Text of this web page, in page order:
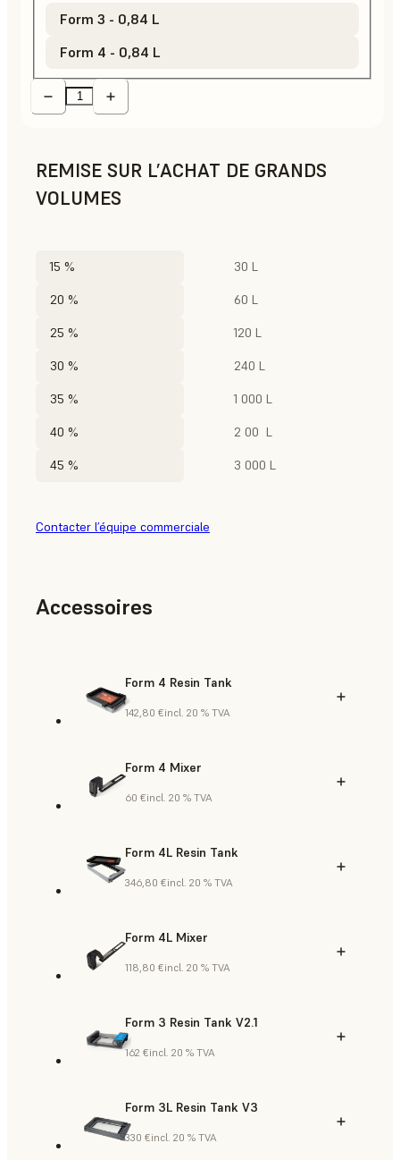
Form 3 - 0,84 L
Form 4 - 0,84 L
REMISE SUR L’ACHAT DE GRANDS
VOLUMES
15 % 30 L
20 % 60 L
25 % 120 L
30 % 240 L
35 % 1 000 L
40 % 2 00 L
45 % 3 000 L
Contacter l’équipe commerciale
Accessoires
Form 4 Resin Tank
142,80 €incl. 20 % TVA
Form 4 Mixer
60 €incl. 20 % TVA
Form 4L Resin Tank
346,80 €incl. 20 % TVA
Form 4L Mixer
118,80 €incl. 20 % TVA
Form 3 Resin Tank V2.1
162 €incl. 20 % TVA
Form 3L Resin Tank V3
330 €incl. 20 % TVA